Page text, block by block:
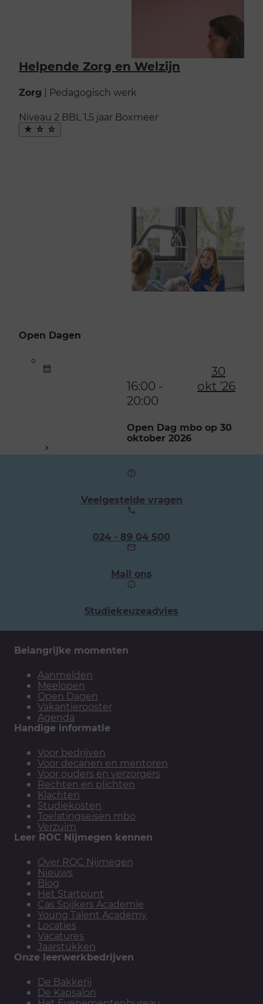
Helpende Zorg en Welzijn
Zorg | Pedagogisch werk
Niveau 2 BBL 1,5 jaar Boxmeer
Maak
favoriet
Open Dagen
30
okt '26
16:00 -
20:00
Open Dag mbo op 30
oktober 2026
Veelgestelde vragen
Ons
telefoonnummer:
024 - 89 04 500
Mail ons
Studiekeuzeadvies
Belangrijke momenten
Aanmelden
Meelopen
Open Dagen
Vakantierooster
Agenda
Handige informatie
Voor bedrijven
Voor decanen en mentoren
Voor ouders en verzorgers
Rechten en plichten
Klachten
Studiekosten
Toelatingseisen mbo
Verzuim
Leer ROC Nijmegen kennen
Over ROC Nijmegen
Nieuws
Blog
Het Startpunt
Cas Spijkers Academie
Young Talent Academy
Locaties
Vacatures
Jaarstukken
Onze leerwerkbedrijven
De Bakkerij
De Kapsalon